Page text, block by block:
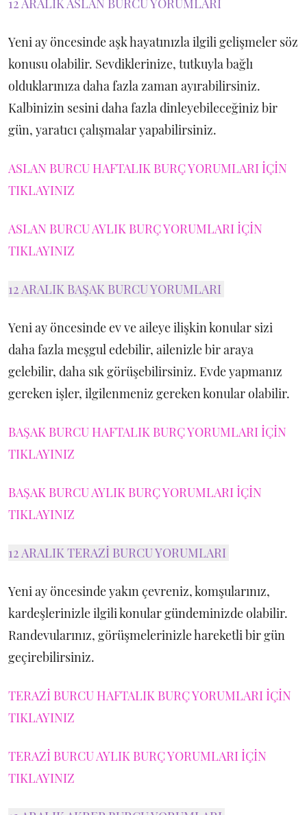
12 ARALIK ASLAN BURCU YORUMLARI
Yeni ay öncesinde aşk hayatınızla ilgili gelişmeler söz
konusu olabilir. Sevdiklerinize, tutkuyla bağlı
olduklarınıza daha fazla zaman ayırabilirsiniz.
Kalbinizin sesini daha fazla dinleyebileceğiniz bir
gün, yaratıcı çalışmalar yapabilirsiniz.
ASLAN BURCU HAFTALIK BURÇ YORUMLARI İÇİN
TIKLAYINIZ
ASLAN BURCU AYLIK BURÇ YORUMLARI İÇİN
TIKLAYINIZ
12 ARALIK BAŞAK BURCU YORUMLARI
Yeni ay öncesinde ev ve aileye ilişkin konular sizi
daha fazla meşgul edebilir, ailenizle bir araya
gelebilir, daha sık görüşebilirsiniz. Evde yapmanız
gereken işler, ilgilenmeniz gereken konular olabilir.
BAŞAK BURCU HAFTALIK BURÇ YORUMLARI İÇİN
TIKLAYINIZ
BAŞAK BURCU AYLIK BURÇ YORUMLARI İÇİN
TIKLAYINIZ
12 ARALIK TERAZİ BURCU YORUMLARI
Yeni ay öncesinde yakın çevreniz, komşularınız,
kardeşlerinizle ilgili konular gündeminizde olabilir.
Randevularınız, görüşmelerinizle hareketli bir gün
geçirebilirsiniz.
TERAZİ BURCU HAFTALIK BURÇ YORUMLARI İÇİN
TIKLAYINIZ
TERAZİ BURCU AYLIK BURÇ YORUMLARI İÇİN
TIKLAYINIZ